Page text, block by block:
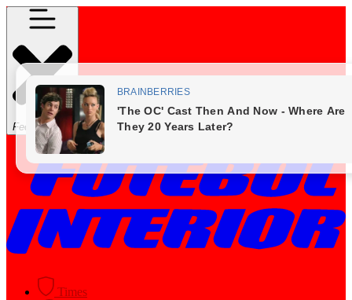
Fechar Menu
Times